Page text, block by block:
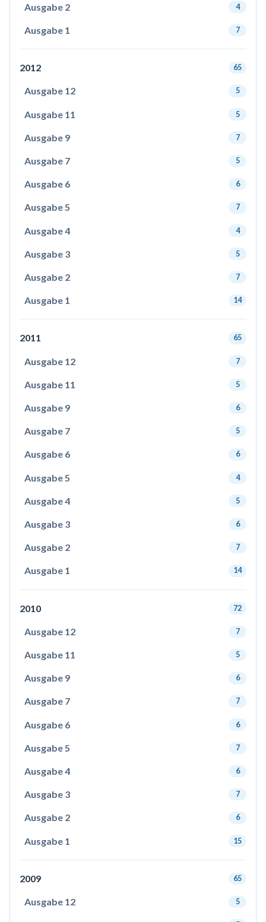
Ausgabe 2 4
Ausgabe 1 7
2012 65
Ausgabe 12 5
Ausgabe 11 5
Ausgabe 9 7
Ausgabe 7 5
Ausgabe 6 6
Ausgabe 5 7
Ausgabe 4 4
Ausgabe 3 5
Ausgabe 2 7
Ausgabe 1 14
2011 65
Ausgabe 12 7
Ausgabe 11 5
Ausgabe 9 6
Ausgabe 7 5
Ausgabe 6 6
Ausgabe 5 4
Ausgabe 4 5
Ausgabe 3 6
Ausgabe 2 7
Ausgabe 1 14
2010 72
Ausgabe 12 7
Ausgabe 11 5
Ausgabe 9 6
Ausgabe 7 7
Ausgabe 6 6
Ausgabe 5 7
Ausgabe 4 6
Ausgabe 3 7
Ausgabe 2 6
Ausgabe 1 15
2009 65
Ausgabe 12 5